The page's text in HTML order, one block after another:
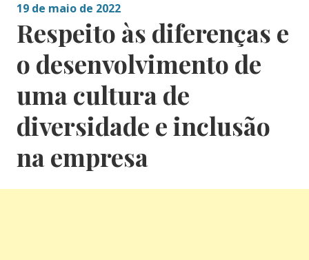
19 de maio de 2022
Respeito às diferenças e
o desenvolvimento de
uma cultura de
diversidade e inclusão
na empresa